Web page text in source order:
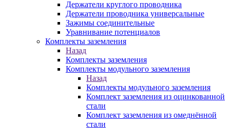
Держатели круглого проводника
Держатели проводника универсальные
Зажимы соединительные
Уравнивание потенциалов
Комплекты заземления
Назад
Комплекты заземления
Комплекты модульного заземления
Назад
Комплекты модульного заземления
Комплект заземления из оцинкованной
стали
Комплект заземления из омеднённой
стали